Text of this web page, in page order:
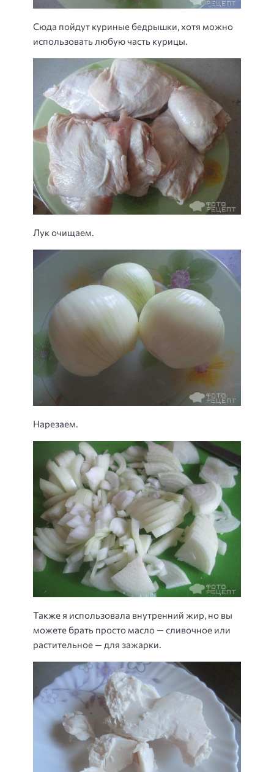
Сюда пойдут куриные бедрышки, хотя можно
использовать любую часть курицы.
Лук очищаем.
Нарезаем.
Также я использовала внутренний жир, но вы
можете брать просто масло — сливочное или
растительное — для зажарки.